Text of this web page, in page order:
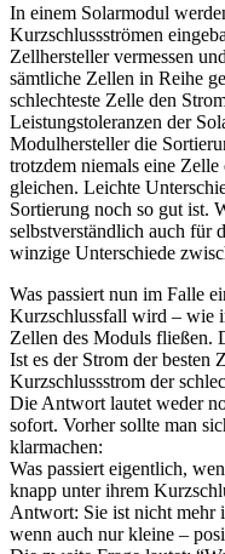
In einem Solarmodul
Kurzschlussströmen
Zellhersteller vermessen
sämtliche Zellen in Reihe
schlechteste Zelle den
Leistungstoleranzen der
Modulhersteller die
trotzdem niemals eine
gleichen. Leichte
Sortierung noch so gut ist.
selbstverständlich auch für
winzige Unterschiede
Was passiert nun im Falle
Kurzschlussfall wird – wie
Zellen des Moduls fließen.
Ist es der Strom der besten
Kurzschlussstrom der
Die Antwort lautet weder
sofort. Vorher sollte man
klarmachen:
Was passiert eigentlich,
knapp unter ihrem
Antwort: Sie ist nicht mehr
wenn auch nur kleine –